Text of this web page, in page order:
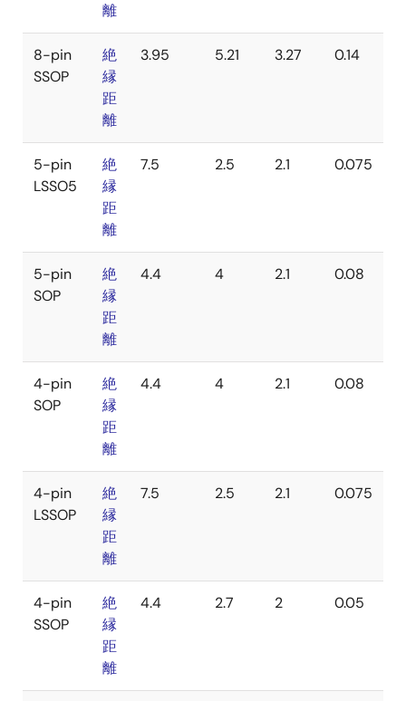
離
8-pin
SSOP
絶
縁
距
離
3.95 5.21 3.27 0.14
5-pin
LSSO5
絶
縁
距
離
7.5 2.5 2.1 0.075
5-pin
SOP
絶
縁
距
離
4.4 4 2.1 0.08
4-pin
SOP
絶
縁
距
離
4.4 4 2.1 0.08
4-pin
LSSOP
絶
縁
距
離
7.5 2.5 2.1 0.075
4-pin
SSOP
絶
縁
距
離
4.4 2.7 2 0.05